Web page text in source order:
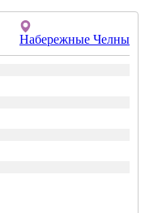
Набережные Челны